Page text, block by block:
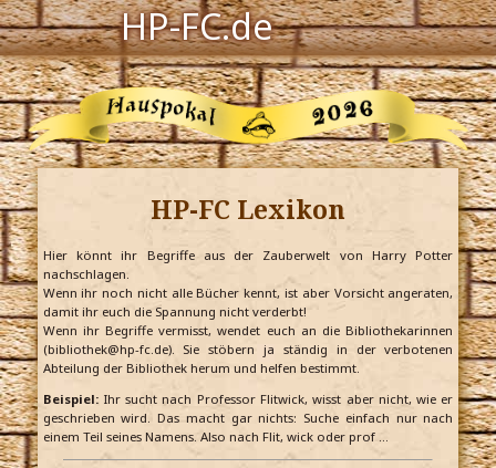
HP-FC.de
Navigation
Harry Potter
Der HP-FC
Hogwarts
Zauberwelt
Willkommen
Jetzt Fanclub-Mitglied werden!
HP-FC Lexikon
Hier könnt ihr Begriffe aus der Zauberwelt von Harry Potter
nachschlagen.
Wenn ihr noch nicht alle Bücher kennt, ist aber Vorsicht angeraten,
damit ihr euch die Spannung nicht verderbt!
Wenn ihr Begriffe vermisst, wendet euch an die Bibliothekarinnen
(bibliothek@hp-fc.de). Sie stöbern ja ständig in der verbotenen
Abteilung der Bibliothek herum und helfen bestimmt.
Beispiel:Ihr sucht nach Professor Flitwick, wisst aber nicht, wie er
geschrieben wird. Das macht gar nichts: Suche einfach nur nach
einem Teil seines Namens. Also nach Flit, wick oder prof …